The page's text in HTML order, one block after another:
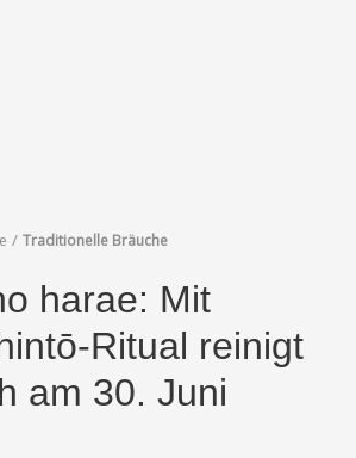
/ Traditionelle Bräuche
harae: Mit
Ritual reinigt
am 30. Juni